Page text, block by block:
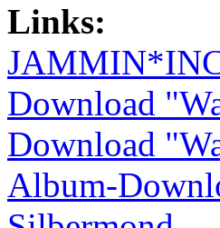
Links:
Download
Download
Album-